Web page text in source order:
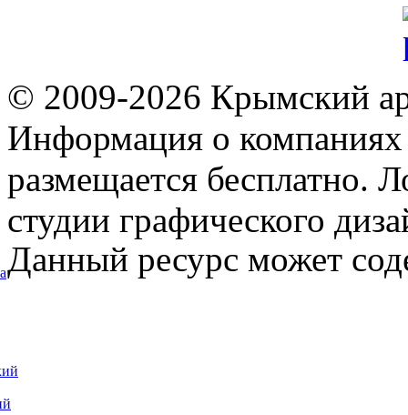
© 2009-2026 Крымский
Информация о компаниях
размещается бесплатно.
студии графического
Данный ресурс может